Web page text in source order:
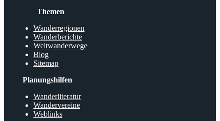
Themen
Wanderregionen
Wanderberichte
Weitwanderwege
Blog
Sitemap
Planungshilfen
Wanderliteratur
Wandervereine
Weblinks